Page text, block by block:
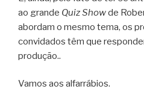
ao grande Quiz Showde
abordam o mesmo tema, os
convidados têm que
produção..
Vamos aos alfarrábios.